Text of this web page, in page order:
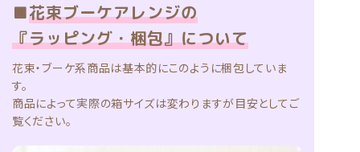
■花束ブーケアレンジの
『ラッピング・梱包』について
花束・ブーケ系商品は基本的にこのように梱包していま
す。
商品によって実際の箱サイズは変わりますが目安としてご
覧ください。